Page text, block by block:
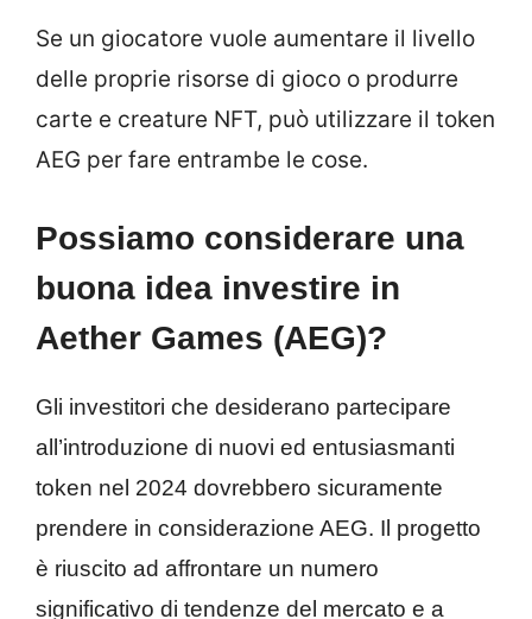
Se un giocatore vuole aumentare il livello
delle proprie risorse di gioco o produrre
carte e creature NFT, può utilizzare il token
AEG per fare entrambe le cose.
Possiamo considerare una
buona idea investire in
Aether Games (AEG)?
Gli investitori che desiderano partecipare
all’introduzione di nuovi ed entusiasmanti
token nel 2024 dovrebbero sicuramente
prendere in considerazione AEG. Il progetto
è riuscito ad affrontare un numero
significativo di tendenze del mercato e a